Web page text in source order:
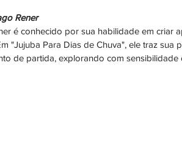
Rener
é conhecido por sua habilidade em criar
"Jujuba Para Dias de Chuva", ele traz
de partida, explorando com sensibilidade